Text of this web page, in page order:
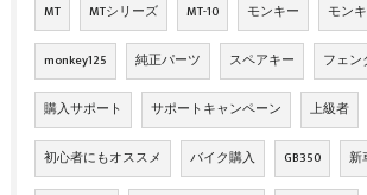
MT MTシリーズ MT-10 モンキー モン
monkey125 純正パーツ スペアキー フェン
購入サポート サポートキャンペーン 上級者
初心者にもオススメ バイク購入 GB350 新